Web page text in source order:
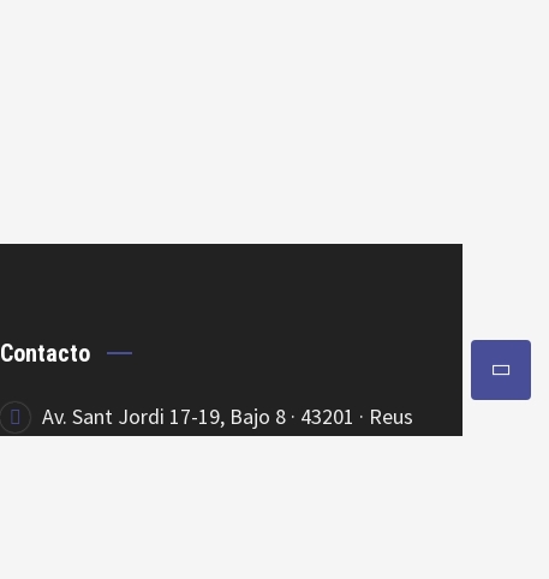
Contacto
Av. Sant Jordi 17-19, Bajo 8 · 43201 · Reus